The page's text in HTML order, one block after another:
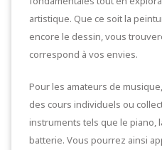
artistique. Que ce soit la
encore le dessin, vous
correspond à vos envies.
Pour les amateurs de
des cours individuels ou
instruments tels que le piano,
batterie. Vous pourrez ainsi